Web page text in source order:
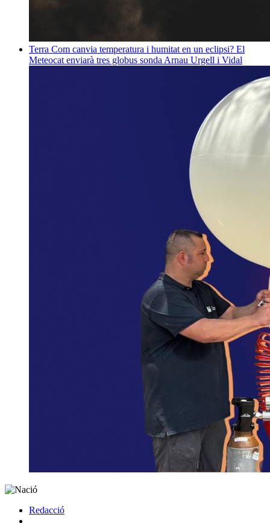
Terra Com canvia temperatura i humitat en un eclipsi? El
Meteocat enviarà tres globus sonda Arnau Urgell i Vidal
Redacció